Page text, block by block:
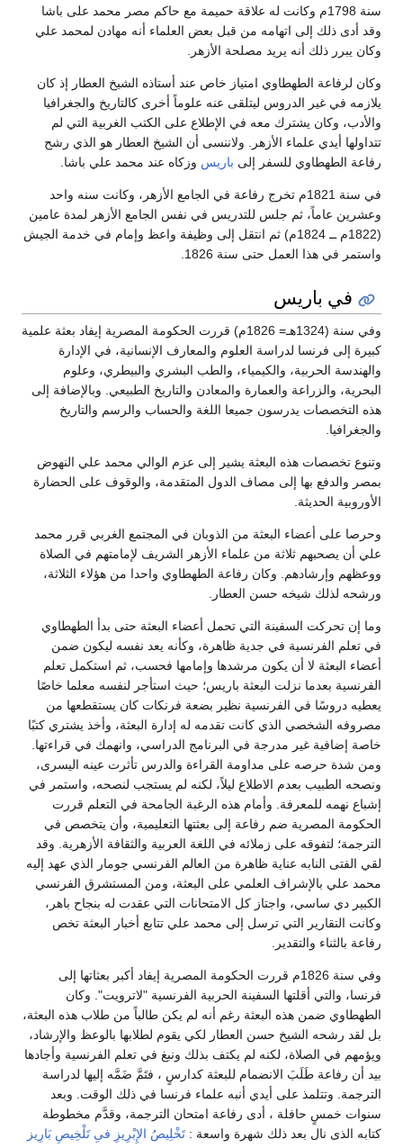
سنة 1798م وكانت له علاقة حميمة مع حاكم مصر محمد على باشا
وقد أدى ذلك إلى اتهامه من قبل بعض العلماء أنه مهادن لمحمد علي
وكان يبرر ذلك أنه يريد مصلحة الأزهر.
وكان لرفاعة الطهطاوي امتياز خاص عند أستاذه الشيخ العطار إذ كان
يلازمه في غير الدروس ليتلقى عنه علوماً أخرى كالتاريخ والجغرافيا
والأدب، وكان يشترك معه في الإطلاع على الكتب الغربية التي لم
تتداولها أيدي علماء الأزهر. ولاننسى أن الشيخ العطار هو الذي رشح
رفاعة الطهطاوي للسفر إلى باريس وزكاه عند محمد علي باشا.
في سنة 1821م تخرج رفاعة في الجامع الأزهر، وكانت سنه واحد
وعشرين عاماً، ثم جلس للتدريس في نفس الجامع الأزهر لمدة عامين
(1822م ــ 1824م) ثم انتقل إلى وظيفة واعظ وإمام في خدمة الجيش
واستمر في هذا العمل حتى سنة 1826.
في باريس
وفي سنة (1324هـ= 1826م) قررت الحكومة المصرية إيفاد بعثة علمية
كبيرة إلى فرنسا لدراسة العلوم والمعارف الإنسانية، في الإدارة
والهندسة الحربية، والكيمياء، والطب البشري والبيطري، وعلوم
البحرية، والزراعة والعمارة والمعادن والتاريخ الطبيعي. وبالإضافة إلى
هذه التخصصات يدرسون جميعا اللغة والحساب والرسم والتاريخ
والجغرافيا.
وتنوع تخصصات هذه البعثة يشير إلى عزم الوالي محمد علي النهوض
بمصر والدفع بها إلى مصاف الدول المتقدمة، والوقوف على الحضارة
الأوروبية الحديثة.
وحرصا على أعضاء البعثة من الذوبان في المجتمع الغربي قرر محمد
علي أن يصحبهم ثلاثة من علماء الأزهر الشريف لإمامتهم في الصلاة
ووعظهم وإرشادهم. وكان رفاعة الطهطاوي واحدا من هؤلاء الثلاثة،
ورشحه لذلك شيخه حسن العطار.
وما إن تحركت السفينة التي تحمل أعضاء البعثة حتى بدأ الطهطاوي
في تعلم الفرنسية في جدية ظاهرة، وكأنه يعد نفسه ليكون ضمن
أعضاء البعثة لا أن يكون مرشدها وإمامها فحسب، ثم استكمل تعلم
الفرنسية بعدما نزلت البعثة باريس؛ حيث استأجر لنفسه معلما خاصًا
يعطيه دروسًا في الفرنسية نظير بضعة فرنكات كان يستقطعها من
مصروفه الشخصي الذي كانت تقدمه له إدارة البعثة، وأخذ يشتري كتبًا
خاصة إضافية غير مدرجة في البرنامج الدراسي، وانهمك في قراءتها.
ومن شدة حرصه على مداومة القراءة والدرس تأثرت عينه اليسرى،
ونصحه الطبيب بعدم الاطلاع ليلاً، لكنه لم يستجب لنصحه، واستمر في
إشباع نهمه للمعرفة. وأمام هذه الرغبة الجامحة في التعلم قررت
الحكومة المصرية ضم رفاعة إلى بعثتها التعليمية، وأن يتخصص في
الترجمة؛ لتفوقه على زملائه في اللغة العربية والثقافة الأزهرية. وقد
لقي الفتى النابه عناية ظاهرة من العالم الفرنسي جومار الذي عهد إليه
محمد علي بالإشراف العلمي على البعثة، ومن المستشرق الفرنسي
الكبير دي ساسي، واجتاز كل الامتحانات التي عقدت له بنجاح باهر،
وكانت التقارير التي ترسل إلى محمد علي تتابع أخبار البعثة تخص
رفاعة بالثناء والتقدير.
وفي سنة 1826م قررت الحكومة المصرية إيفاد أكبر بعثاتها إلى
فرنسا، والتي أقلتها السفينة الحربية الفرنسية "لاترويت". وكان
الطهطاوي ضمن هذه البعثة رغم أنه لم يكن طالباً من طلاب هذه البعثة،
بل لقد رشحه الشيخ حسن العطار لكي يقوم لطلابها بالوعظ والإرشاد،
ويؤمهم في الصلاة، لكنه لم يكتف بذلك ونبغ في تعلم الفرنسية وأجادها
بيد أن رفاعة طَلَبَ الانضمام للبعثة كدارسٍ ، فتَمَّ ضَمَّه إليها لدراسة
الترجمة. وتتلمذ على أيدي أنبه علماء فرنسا في ذلك الوقت. وبعد
سنوات خمسٍ حافلة ، أدى رفاعة امتحان الترجمة، وقدَّم مخطوطة
كتابه الذى نال بعد ذلك شهرة واسعة :تَخْلِيصُ الإِبْرِيزِ فىِ تَلْخِيصِ بَارِيز